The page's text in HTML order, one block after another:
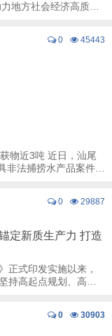
地方社会经济高质量
0 45443
近日，汕尾
法捕捞水产品案件，
0 29887
定新质生产力 打造
正式印发实施以来，
持高起点规划、高标
0 30903